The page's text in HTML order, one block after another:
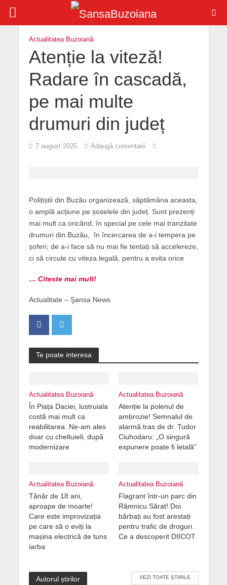
Actualitatea Buzoiană
Atenție la viteză!
Radare în cascadă,
pe mai multe
drumuri din județ
7 august 2025 Adaugă comentarii
Polițiștii din Buzău organizează, săptămâna aceasta,
o amplă acțiune pe șoselele din județ. Sunt prezenți
mai mult ca oricând, în special pe cele mai tranzitate
drumuri din Buzău, în încercarea de a-i tempera pe
șoferi, de a-i face să nu mai fie tentați să accelereze,
ci să circule cu viteza legală, pentru a evita orice
… Citeste mai mult!
Actualitate – Şansa News
Te poate interesa
Actualitatea Buzoiană
În Piața Daciei, lustruiala
costă mai mult ca
reabilitarea. Ne-am ales
doar cu cheltuieli, după
modernizare
Actualitatea Buzoiană
Atenție la polenul de
ambrozie! Semnalul de
alarmă tras de dr. Tudor
Ciuhodaru: „O singură
expunere poate fi letală”
Actualitatea Buzoiană
Tânăr de 18 ani,
aproape de moarte!
Care este improvizația
pe care să o eviți la
mașina electrică de tuns
iarba
Actualitatea Buzoiană
Flagrant într-un parc din
Râmnicu Sărat! Doi
bărbați au fost arestați
pentru trafic de droguri.
Ce a descoperit DIICOT
Autorul știrilor VEZI TOATE ȘTIRILE